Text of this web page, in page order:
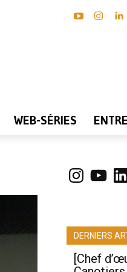
WEB-SÉRIES
Instagram
DERNIERS
[Chef